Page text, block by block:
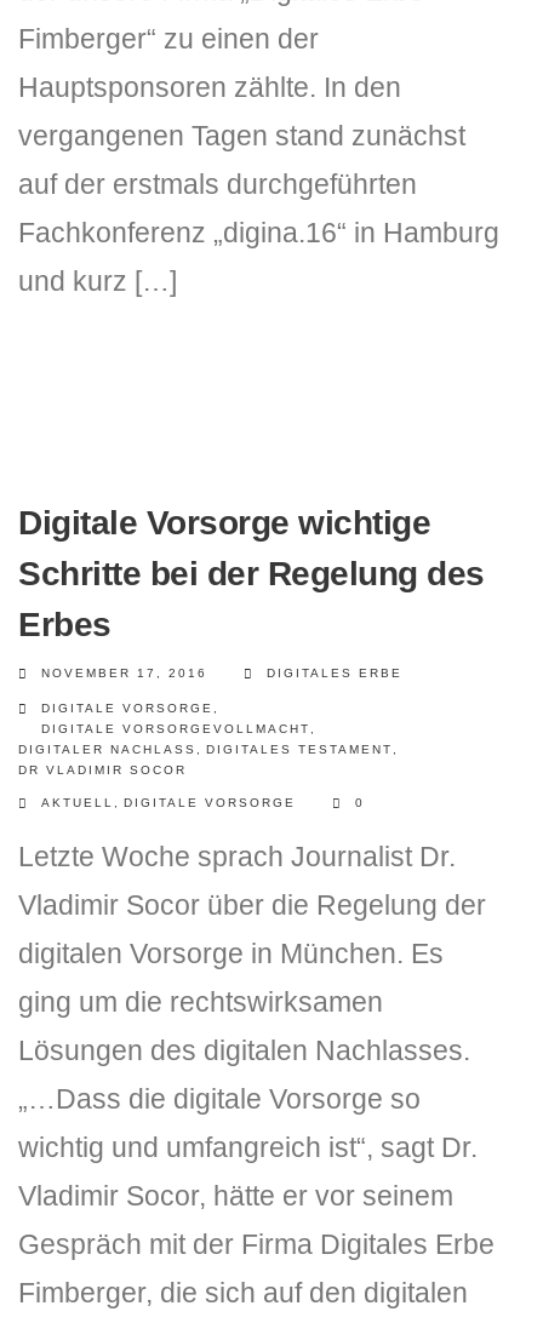
Fimberger“ zu einen der
Hauptsponsoren zählte. In den
vergangenen Tagen stand zunächst
auf der erstmals durchgeführten
Fachkonferenz „digina.16“ in Hamburg
und kurz […]
Digitale Vorsorge wichtige
Schritte bei der Regelung des
Erbes
NOVEMBER 17, 2016 DIGITALES ERBE
DIGITALE VORSORGE
DIGITALE VORSORGEVOLLMACHT
DIGITALER NACHLASS
DIGITALES TESTAMENT
DR VLADIMIR SOCOR
AKTUELL DIGITALE VORSORGE 0
Letzte Woche sprach Journalist Dr.
Vladimir Socor über die Regelung der
digitalen Vorsorge in München. Es
ging um die rechtswirksamen
Lösungen des digitalen Nachlasses.
„…Dass die digitale Vorsorge so
wichtig und umfangreich ist“, sagt Dr.
Vladimir Socor, hätte er vor seinem
Gespräch mit der Firma Digitales Erbe
Fimberger, die sich auf den digitalen